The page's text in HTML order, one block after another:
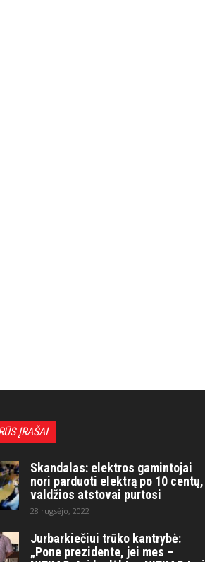
ĮRAŠAI
Skandalas: elektros gamintojai
nori parduoti elektrą po 10 centų,
valdžios atstovai purtosi
28 rugsėjo, 2022
Jurbarkiečiui trūko kantrybė:
„Pone prezidente, jei mes –